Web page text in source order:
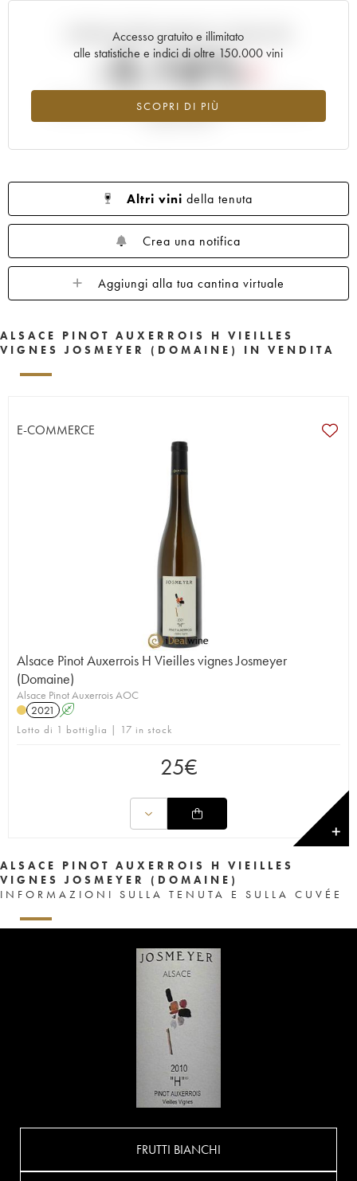
Accesso gratuito e illimitato
alle statistiche e indici di oltre 150.000 vini
SCOPRI DI PIÙ
Andamento della quotazione in tempo reale
-3.16%
Tendenza al ribasso per il valore dell'annata 2010 nel 2026
Altri vini della tenuta
Crea una notifica
Aggiungi alla tua cantina virtuale
ALSACE PINOT AUXERROIS H VIEILLES
VIGNES JOSMEYER (DOMAINE) IN VENDITA
E-COMMERCE
Alsace Pinot Auxerrois H Vieilles vignes Josmeyer
(Domaine)
Alsace Pinot Auxerrois AOC
2021
A
Lotto di 1 bottiglia | 17 in stock
25€
✕
ALSACE PINOT AUXERROIS H VIEILLES
VIGNES JOSMEYER (DOMAINE)
INFORMAZIONI SULLA TENUTA E SULLA CUVÉE
FRUTTI BIANCHI